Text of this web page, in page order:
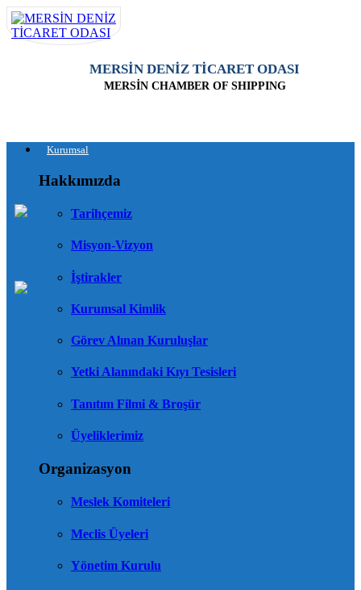
MERSİN DENİZ TİCARET ODASI
MERSİN CHAMBER OF SHIPPING
Kurumsal
Hakkımızda
Tarihçemiz
Misyon-Vizyon
İştirakler
Kurumsal Kimlik
Görev Alınan Kuruluşlar
Yetki Alanındaki Kıyı Tesisleri
Tanıtım Filmi & Broşür
Üyeliklerimiz
Organizasyon
Meslek Komiteleri
Meclis Üyeleri
Yönetim Kurulu